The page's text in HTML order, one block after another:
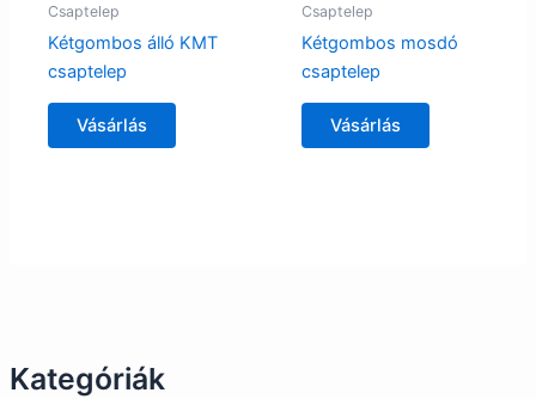
Kategóriák
Csaptelep
Kétgombos álló KMT
csaptelep
Vásárlás
Csaptelep
Kétgombos mosdó
csaptelep
Vásárlás